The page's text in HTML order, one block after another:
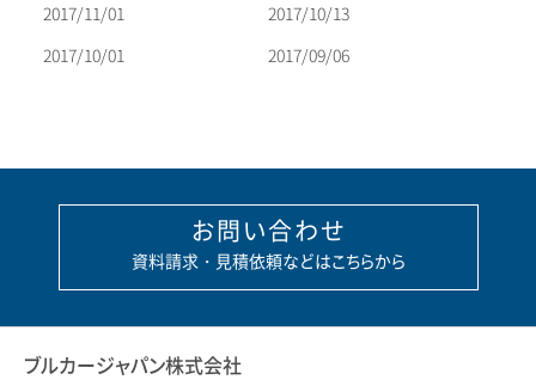
2017/11/01
2017/10/13
2017/10/01
2017/09/06
お問い合わせ
資料請求・見積依頼などはこちらから
ブルカージャパン株式会社